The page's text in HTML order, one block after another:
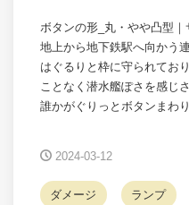
ボタンの形_丸・やや凸型｜
地上から地下鉄駅へ向かう
はぐるりと枠に守られてお
ことなく潜水艦ぽさを感じ
誰かがぐりっとボタンまわ
2024-03-12
ダメージ ランプ